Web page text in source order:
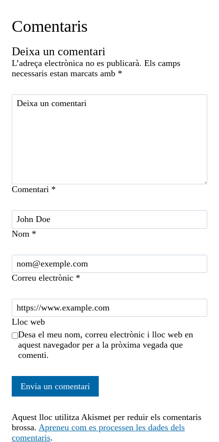
Comentaris
Deixa un comentari
L’adreça electrònica no es publicarà. Els camps
necessaris estan marcats amb *
Comentari *
Nom *
Correu electrònic *
Lloc web
Desa el meu nom, correu electrònic i lloc web en
aquest navegador per a la pròxima vegada que
comenti.
Aquest lloc utilitza Akismet per reduir els comentaris
brossa. Apreneu com es processen les dades dels
comentaris.